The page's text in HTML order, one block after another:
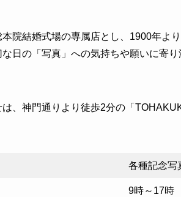
院結婚式場の専属店とし、1900年よ
日の「写真」への気持ちや願いに寄
、神門通りより徒歩2分の「
各種記念写
9時～17時